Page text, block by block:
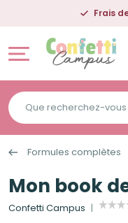
Frais
Que
recherchez-
vous
?
Formules complètes
Mon book
Confetti Campus